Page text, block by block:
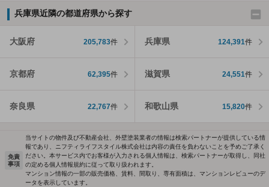
兵庫県近隣の都道府県から探す
大阪府 205,783件 兵庫県 124,391件
京都府 62,395件 滋賀県 24,551件
奈良県 22,767件 和歌山県 15,820件
免責
事項
当サイトの物件及び不動産会社、外壁塗装業者の情報は検索パートナーが提供している情
報であり、ニフティライフスタイル株式会社は内容の責任を負わないことを予めご了承く
ださい。本サービス内でお客様が入力される個人情報は、検索パートナーが取得し、同社
の定める個人情報規約に従って取り扱われます。
マンション情報の一部の販売価格、賃料、間取り、専有面積は、マンションレビューのデ
ータを表示しています。